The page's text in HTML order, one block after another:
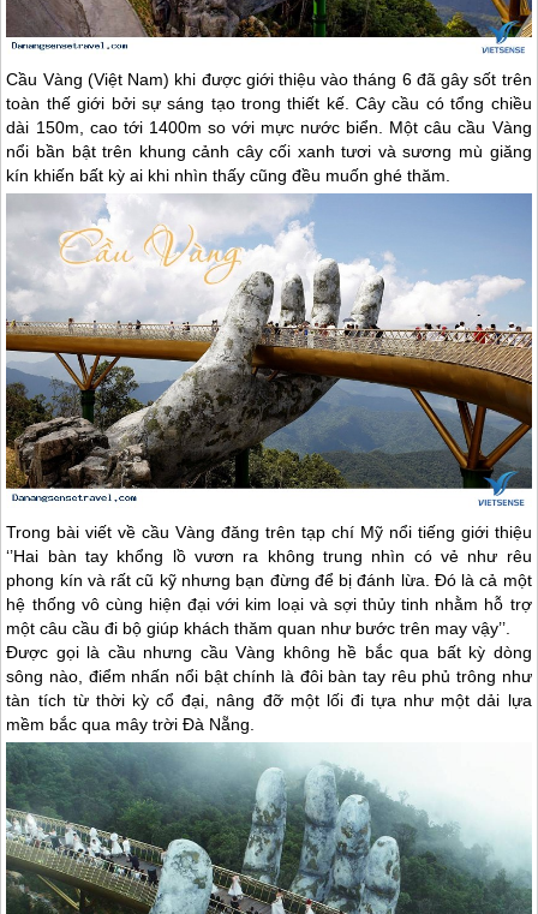
Cầu Vàng (Việt Nam) khi được giới thiệu vào tháng 6 đã gây sốt trên
toàn thế giới bởi sự sáng tạo trong thiết kế. Cây cầu có tổng chiều
dài 150m, cao tới 1400m so với mực nước biển. Một câu cầu Vàng
nổi bần bật trên khung cảnh cây cối xanh tươi và sương mù giăng
kín khiến bất kỳ ai khi nhìn thấy cũng đều muốn ghé thăm.
Trong bài viết về cầu Vàng đăng trên tạp chí Mỹ nổi tiếng giới thiệu
‘’Hai bàn tay khổng lồ vươn ra không trung nhìn có vẻ như rêu
phong kín và rất cũ kỹ nhưng bạn đừng để bị đánh lừa. Đó là cả một
hệ thống vô cùng hiện đại với kim loại và sợi thủy tinh nhằm hỗ trợ
một câu cầu đi bộ giúp khách thăm quan như bước trên may vậy’’.
Được gọi là cầu nhưng cầu Vàng không hề bắc qua bất kỳ dòng
sông nào, điểm nhấn nổi bật chính là đôi bàn tay rêu phủ trông như
tàn tích từ thời kỳ cổ đại, nâng đỡ một lối đi tựa như một dải lựa
mềm bắc qua mây trờiĐà Nẵng